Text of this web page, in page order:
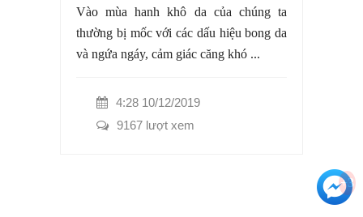
Vào mùa hanh khô da của chúng ta
thường bị mốc với các dấu hiệu bong da
và ngứa ngáy, cảm giác căng khó ...
4:28 10/12/2019
9167 lượt xem
+3